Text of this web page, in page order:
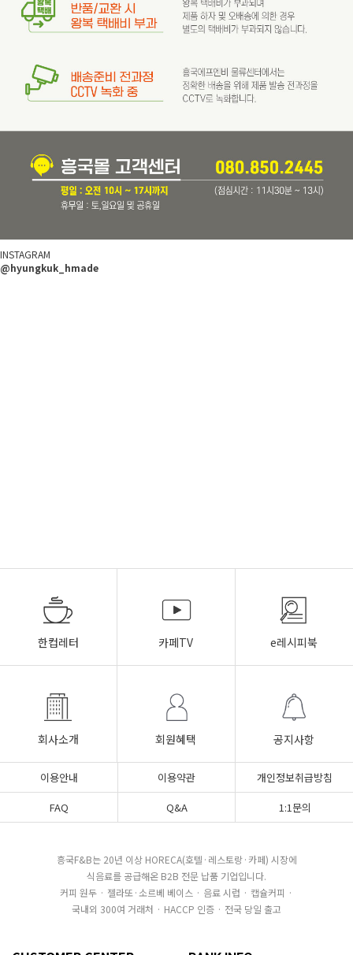
INSTAGRAM
@hyungkuk_hmade
한컵레터 카페TV e레시피북
회사소개 회원혜택 공지사항
이용안내 이용약관
개인정보취급방침
FAQ
Q&A 1:1문의
흥국F&B는 20년 이상 HORECA(호텔·레스토랑·카페) 시장에
식음료를 공급해온 B2B 전문 납품 기업입니다.
커피 원두 · 젤라또·소르베 베이스 · 음료 시럽 · 캡슐커피 ·
국내외 300여 거래처 · HACCP 인증 · 전국 당일 출고